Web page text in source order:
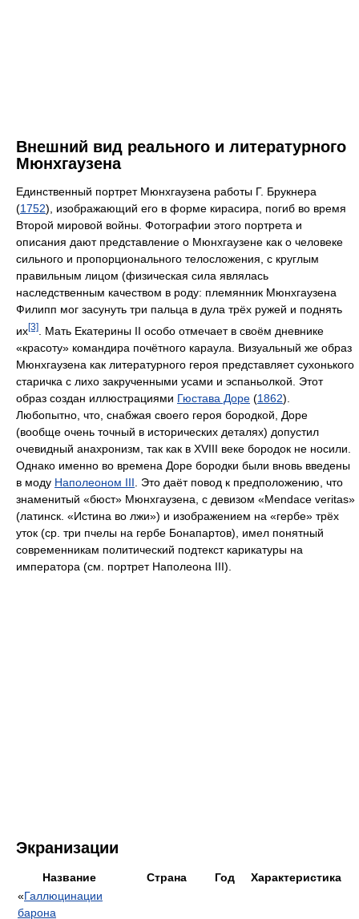
Внешний вид реального и литературного
Мюнхгаузена
Единственный портрет Мюнхгаузена работы Г. Брукнера
(1752), изображающий его в форме кирасира, погиб во время
Второй мировой войны. Фотографии этого портрета и
описания дают представление о Мюнхгаузене как о человеке
сильного и пропорционального телосложения, с круглым
правильным лицом (физическая сила являлась
наследственным качеством в роду: племянник Мюнхгаузена
Филипп мог засунуть три пальца в дула трёх ружей и поднять
их[3]
. Мать Екатерины II особо отмечает в своём дневнике
«красоту» командира почётного караула. Визуальный же образ
Мюнхгаузена как литературного героя представляет сухонького
старичка с лихо закрученными усами и эспаньолкой. Этот
образ создан иллюстрациями Гюстава Доре (1862).
Любопытно, что, снабжая своего героя бородкой, Доре
(вообще очень точный в исторических деталях) допустил
очевидный анахронизм, так как в XVIII веке бородок не носили.
Однако именно во времена Доре бородки были вновь введены
в моду Наполеоном III . Это даёт повод к предположению, что
знаменитый «бюст» Мюнхгаузена, с девизом «Mendace veritas»
(латинск. «Истина во лжи») и изображением на «гербе» трёх
уток (ср. три пчелы на гербе Бонапартов), имел понятный
современникам политический подтекст карикатуры на
императора (см. портрет Наполеона III).
Экранизации
Название Страна Год
Характеристика
«Галлюцинации
барона